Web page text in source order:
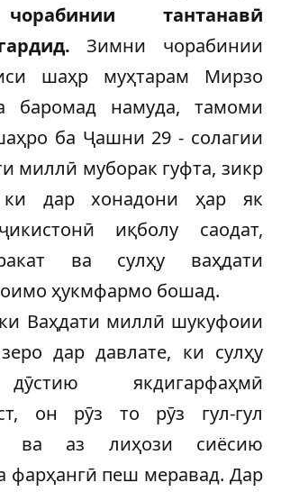
тантанавӣ
Зимни чорабинии
шаҳр муҳтарам Мирзо
баромад намуда, тамоми
ба Ҷашни 29 - солагии
миллӣ муборак гуфта, зикр
ки дар хонадони ҳар як
иқболу саодат,
ва сулҳу ваҳдати
ҳукмфармо бошад.
Ваҳдати миллӣ шукуфоии
дар давлате, ки сулҳу
якдигарфаҳмӣ
он рӯз то рӯз гул-гул
ва аз лиҳози сиёсию
фарҳангӣ пеш меравад. Дар